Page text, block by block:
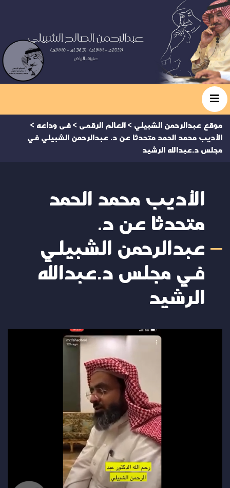
موقع عبدالرحمن الشبيلي > العالم الرقمى > فى وداعه >
الأديب محمد الحمد متحدثا عن د. عبدالرحمن الشبيلي في
مجلس د.عبدالله الرشيد
الأديب محمد الحمد
متحدثا عن د.
عبدالرحمن الشبيلي
في مجلس د.عبدالله
الرشيد